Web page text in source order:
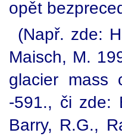
opět
(Např. zde:
Maisch, M.
glacier mass
-591., či zde:
Barry, R.G.,